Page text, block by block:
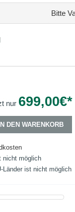
Bitte
nur 699,00€*
IN DEN WARENKORB
nicht möglich
Länder ist nicht möglich